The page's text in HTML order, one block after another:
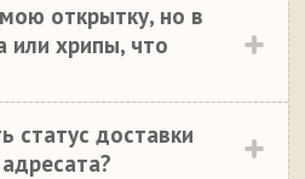
открытку, но в
или хрипы, что
статус доставки